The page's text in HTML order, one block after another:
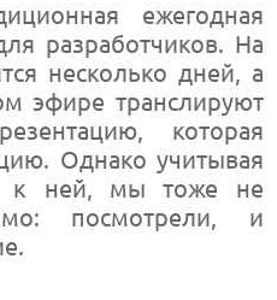
ежегодная
разработчиков. На
несколько дней, а
эфире транслируют
которая
Однако учитывая
к ней, мы тоже не
посмотрели, и